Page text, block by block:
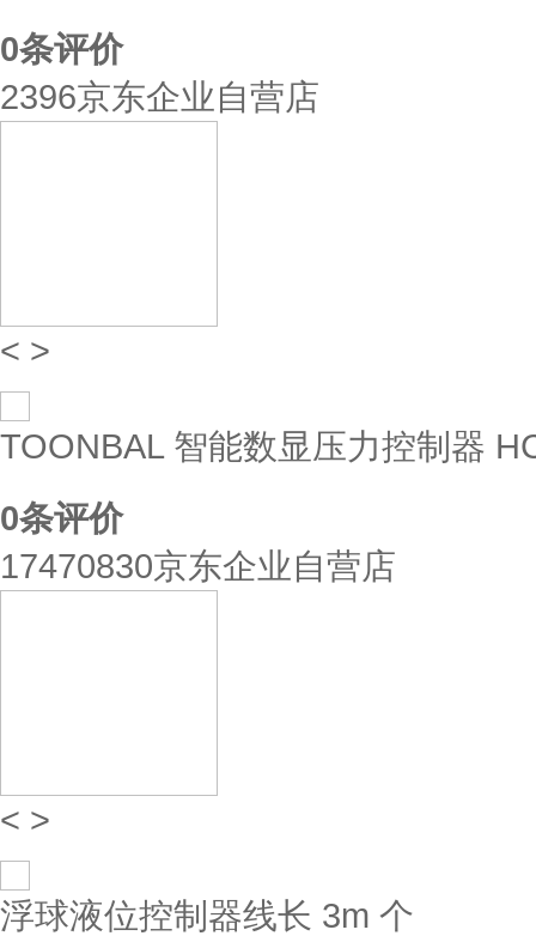
0条评价
2396京东企业自营店
< >
TOONBAL 智能数显压力控制器
0条评价
17470830京东企业自营店
< >
浮球液位控制器线长 3m 个